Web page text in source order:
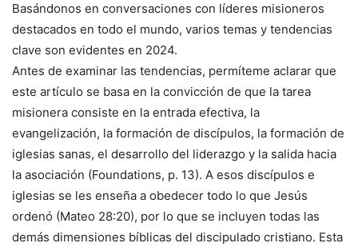
Basándonos en conversaciones con líderes misioneros
destacados en todo el mundo, varios temas y tendencias
clave son evidentes en 2024.
Antes de examinar las tendencias, permíteme aclarar que
este artículo se basa en la convicción de que la tarea
misionera consiste en la entrada efectiva, la
evangelización, la formación de discípulos, la formación de
iglesias sanas, el desarrollo del liderazgo y la salida hacia
la asociación (Foundations, p. 13). A esos discípulos e
iglesias se les enseña a obedecer todo lo que Jesús
ordenó (Mateo 28:20), por lo que se incluyen todas las
demás dimensiones bíblicas del discipulado cristiano. Esta